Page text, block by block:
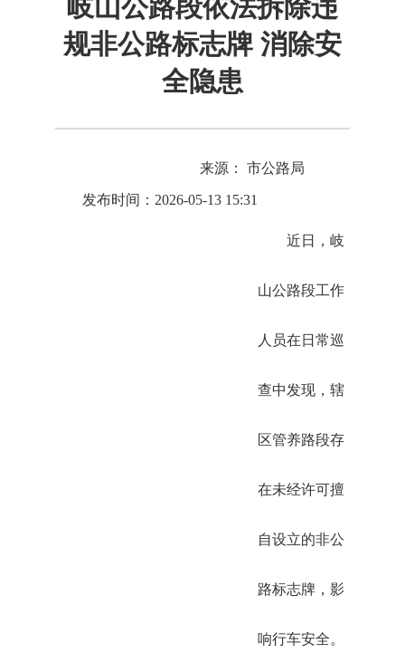
岐山公路段依法拆除违
规非公路标志牌 消除安
全隐患
来源： 市公路局
发布时间：2026-05-13 15:31
近日，岐
山公路段工作
人员在日常巡
查中发现，辖
区管养路段存
在未经许可擅
自设立的非公
路标志牌，影
响行车安全。